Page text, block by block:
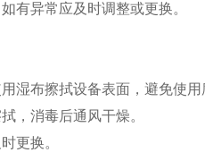
有异常应及时调整或更换。
湿布擦拭设备表面，避免使用
，消毒后通风干燥。
更换。